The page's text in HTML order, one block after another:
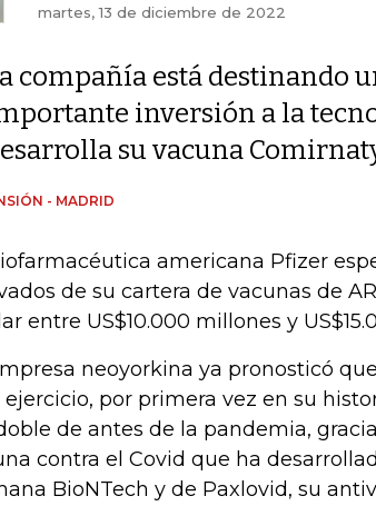
martes, 13 de diciembre de 2022
compañía está destinando
inversión a la
su vacuna
- MADRID
americana Pfizer
de su cartera de vacunas de
entre US$10.000 millones y
neoyorkina ya pronosticó
ejercicio, por primera vez en su
de antes de la pandemia,
contra el Covid que ha
BioNTech y de Paxlovid, su